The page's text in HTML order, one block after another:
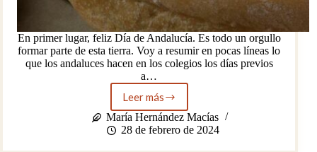
En primer lugar, feliz Día de Andalucía. Es todo un orgullo
formar parte de esta tierra. Voy a resumir en pocas líneas lo
que los andaluces hacen en los colegios los días previos
a…
Leer más
El
origen
del
María Hernández Macías
28 de febrero de 2024